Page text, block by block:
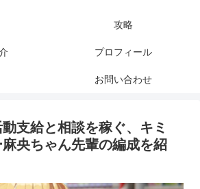
攻略
プロフィール
お問い合わせ
動支給と相談を稼ぐ、キミ
麻央ちゃん先輩の編成を紹